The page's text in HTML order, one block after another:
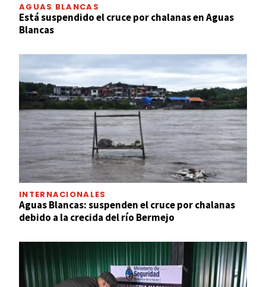
AGUAS BLANCAS
Está suspendido el cruce por chalanas en Aguas
Blancas
INTERNACIONALES
Aguas Blancas: suspenden el cruce por chalanas
debido a la crecida del río Bermejo